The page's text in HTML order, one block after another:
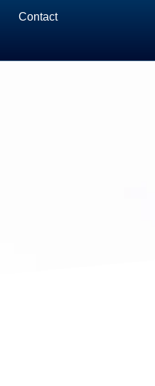
Contact